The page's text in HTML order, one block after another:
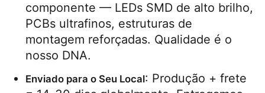
componente — LEDs SMD de alto brilho,
PCBs ultrafinos, estruturas de
montagem reforçadas. Qualidade é o
nosso DNA.
Enviado para o Seu Local: Produção + frete